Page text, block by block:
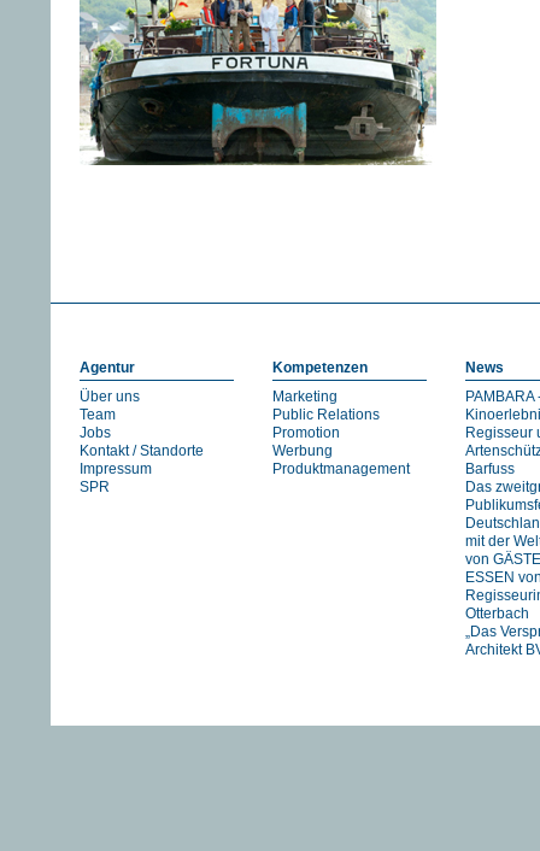
Agentur
Über uns
Team
Jobs
Kontakt / Standorte
Impressum
SPR
Kompetenzen
Marketing
Public Relations
Promotion
Werbung
Produktmanagement
News
Regisseur
Barfuss
Das
mit der
von
ESSEN
Otterbach
„Das
Architekt
exklusiv in